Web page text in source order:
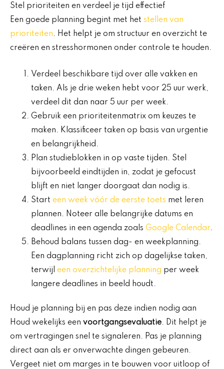
Stel prioriteiten en verdeel je tijd effectief
Een goede planning begint met het stellen van
prioriteiten. Het helpt je om structuur en overzicht te
creëren en stresshormonen onder controle te houden.
Verdeel beschikbare tijd over alle vakken en
taken. Als je drie weken hebt voor 25 uur werk,
verdeel dit dan naar 5 uur per week.
Gebruik een prioriteitenmatrix om keuzes te
maken. Klassificeer taken op basis van urgentie
en belangrijkheid.
Plan studieblokken in op vaste tijden. Stel
bijvoorbeeld eindtijden in, zodat je gefocust
blijft en niet langer doorgaat dan nodig is.
Start een week vóór de eerste toets met leren
plannen. Noteer alle belangrijke datums en
deadlines in een agenda zoals Google Calendar.
Behoud balans tussen dag- en weekplanning.
Een dagplanning richt zich op dagelijkse taken,
terwijl een overzichtelijke planning per week
langere deadlines in beeld houdt.
Houd je planning bij en pas deze indien nodig aan
Houd wekelijks een voortgangsevaluatie. Dit helpt je
om vertragingen snel te signaleren. Pas je planning
direct aan als er onverwachte dingen gebeuren.
Vergeet niet om marges in te bouwen voor uitloop of